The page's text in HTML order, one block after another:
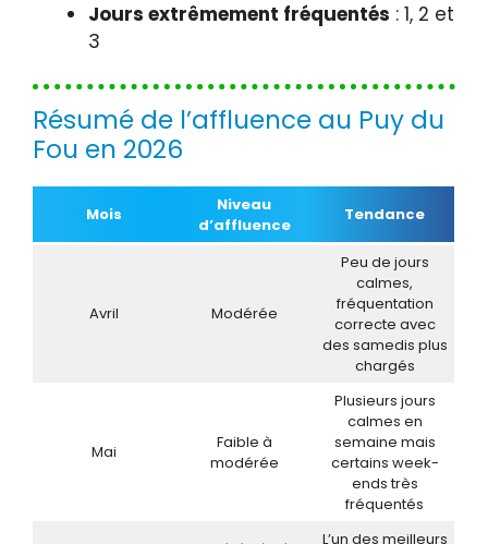
Jours extrêmement fréquentés : 1, 2 et
3
Résumé de l’affluence au Puy du
Fou en 2026
Mois
Niveau
d’affluence
Tendance
Avril Modérée
Peu de jours
calmes,
fréquentation
correcte avec
des samedis plus
chargés
Mai
Faible à
modérée
Plusieurs jours
calmes en
semaine mais
certains week-
ends très
fréquentés
L’un des meilleurs